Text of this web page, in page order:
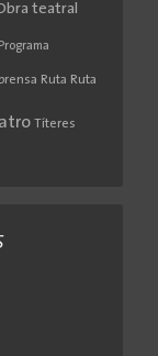
teatral
Programa
Ruta Ruta
Títeres